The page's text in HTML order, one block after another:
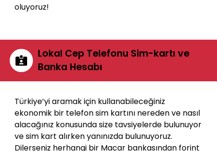
oluyoruz!
Lokal Cep Telefonu Sim-kartı ve
Banka Hesabı
Türkiye’yi aramak için kullanabileceğiniz
ekonomik bir telefon sim kartını nereden ve nasıl
alacağınız konusunda size tavsiyelerde bulunuyor
ve sim kart alırken yanınızda bulunuyoruz.
Dilerseniz herhangi bir Macar bankasından forint